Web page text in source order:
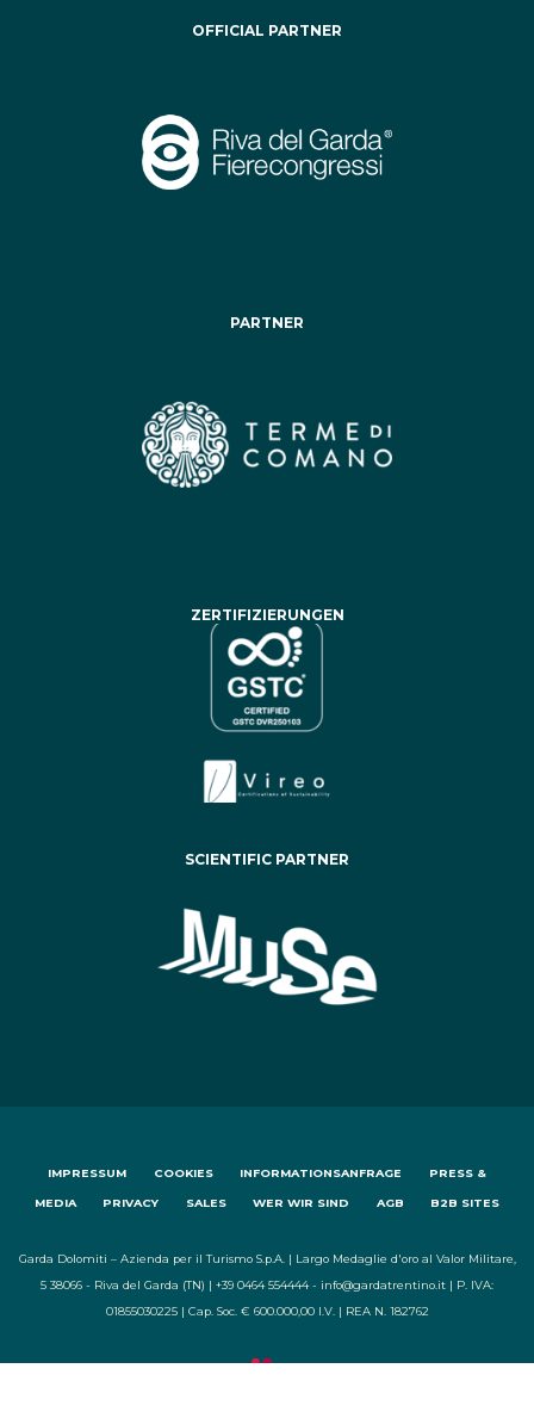
OFFICIAL PARTNER
PARTNER
ZERTIFIZIERUNGEN
SCIENTIFIC PARTNER
IMPRESSUM COOKIES INFORMATIONSANFRAGE PRESS &
MEDIA PRIVACY SALES WER WIR SIND AGB B2B SITES
Garda Dolomiti – Azienda per il Turismo S.p.A. | Largo Medaglie d'oro al Valor Militare,
5 38066 - Riva del Garda (TN) | +39 0464 554444 - info@gardatrentino.it | P. IVA:
01855030225 | Cap. Soc. € 600.000,00 I.V. | REA N. 182762